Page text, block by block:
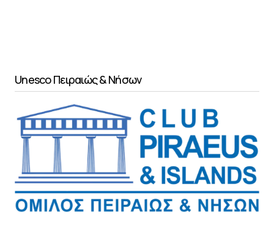
Unesco Πειραιώς & Νήσων